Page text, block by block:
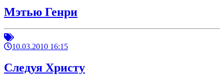
Мэтью Генри
10.03.2010 16:15
Следуя Христу